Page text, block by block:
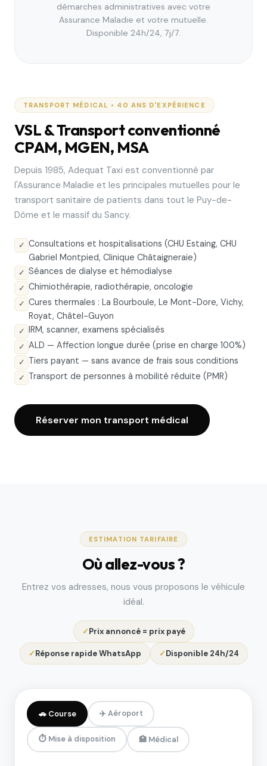
TRANSPORT MÉDICAL • 40 ANS D'EXPÉRIENCE
VSL & Transport conventionné
CPAM, MGEN, MSA
Depuis 1985, Adequat Taxi est conventionné par
l'Assurance Maladie et les principales mutuelles pour le
transport sanitaire de patients dans tout le Puy-de-
Dôme et le massif du Sancy.
✓ Consultations et hospitalisations (CHU Estaing, CHU
Gabriel Montpied, Clinique Châtaigneraie)
✓ Séances de dialyse et hémodialyse
✓ Chimiothérapie, radiothérapie, oncologie
✓ Cures thermales : La Bourboule, Le Mont-Dore, Vichy,
Royat, Châtel-Guyon
✓ IRM, scanner, examens spécialisés
✓ ALD — Affection longue durée (prise en charge 100%)
✓ Tiers payant — sans avance de frais sous conditions
✓ Transport de personnes à mobilité réduite (PMR)
Réserver mon transport médical
démarches administratives avec votre
Assurance Maladie et votre mutuelle.
Disponible 24h/24, 7j/7.
ESTIMATION TARIFAIRE
Où allez-vous ?
Entrez vos adresses, nous vous proposons le véhicule
idéal.
Prix annoncé = prix payé
Réponse rapide WhatsApp Disponible 24h/24
🚗 Course ✈️ Aéroport
⏱️ Mise à disposition 🏥 Médical